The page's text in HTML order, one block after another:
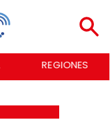
ECONOMÍA